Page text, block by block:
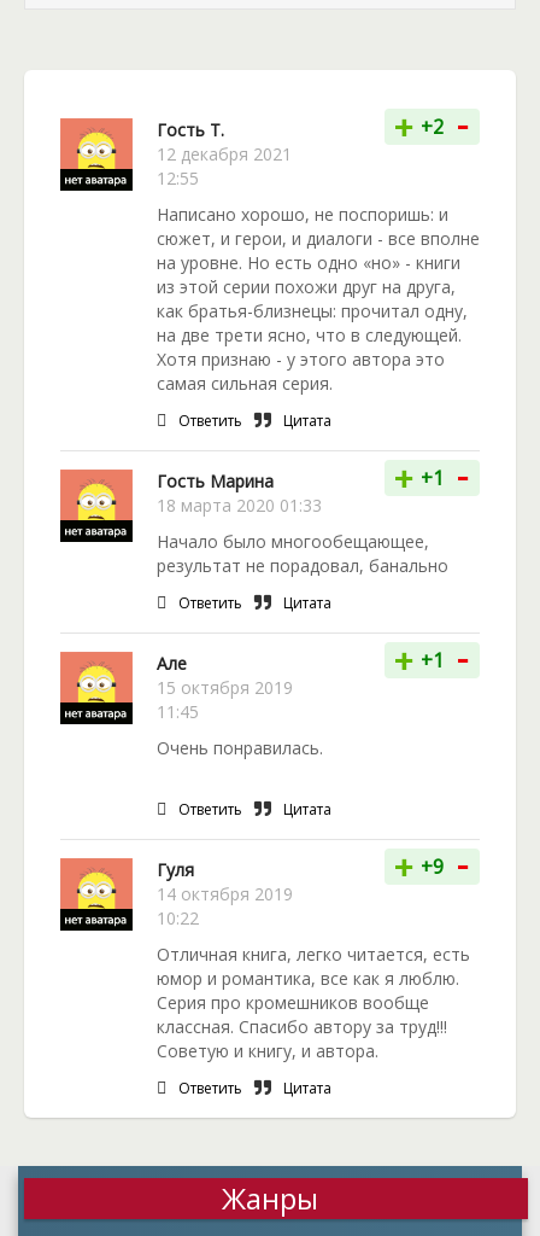
презирает девиц, выбравших путь боевых магов.
Но, что еще хуже, он является одним из воинов,
принадлежащих проклятому ордену Кромешной
Тьмы. Теперь судьбы Эрика и Габриэль
необратимо связаны друг с другом.
Гость Т.
12 декабря 2021
12:55
+ +2 -
Написано хорошо, не поспоришь: и
сюжет, и герои, и диалоги - все вполне
на уровне. Но есть одно «но» - книги
из этой серии похожи друг на друга,
как братья-близнецы: прочитал одну,
на две трети ясно, что в следующей.
Хотя признаю - у этого автора это
самая сильная серия.
Ответить Цитата
Гость Марина
18 марта 2020 01:33
+ +1 -
Начало было многообещающее,
результат не порадовал, банально
Ответить Цитата
Але
15 октября 2019
11:45
+ +1 -
Очень понравилась.
Ответить Цитата
Гуля
14 октября 2019
10:22
+ +9 -
Отличная книга, легко читается, есть
юмор и романтика, все как я люблю.
Серия про кромешников вообще
классная. Спасибо автору за труд!!!
Советую и книгу, и автора.
Ответить Цитата
Жанры